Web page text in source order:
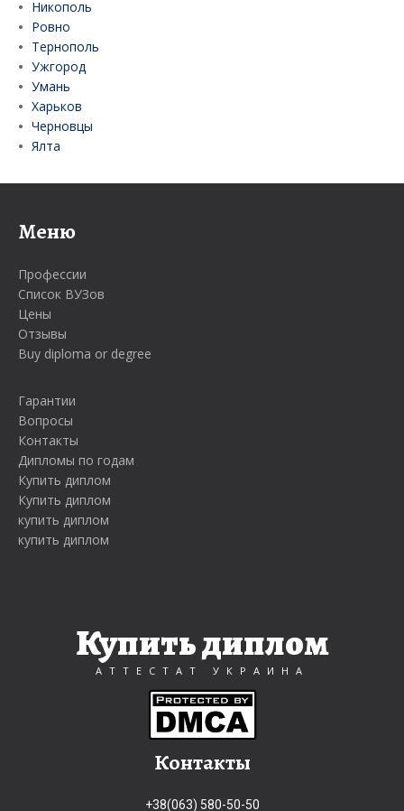
Никополь
Ровно
Тернополь
Ужгород
Умань
Харьков
Черновцы
Ялта
Меню
Профессии
Список ВУЗов
Цены
Отзывы
Buy diploma or degree
Гарантии
Вопросы
Контакты
Дипломы по годам
Купить диплом
Купить диплом
купить диплом
купить диплом
Купить диплом
АТТЕСТАТ УКРАИНА
Контакты
+38(063) 580-50-50